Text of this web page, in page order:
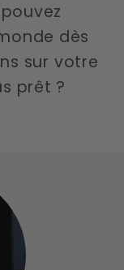
dès
sur votre
prêt ?